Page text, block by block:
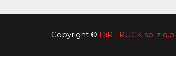
Copyright © DiR TRUCK sp. z o.o.